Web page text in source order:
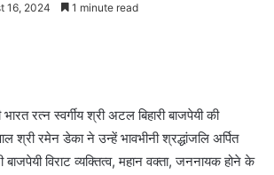
16, 2024 1 minute read
रत्न स्वर्गीय श्री अटल बिहारी बाजपेयी की
श्री रमेन डेका ने उन्हें भावभीनी श्रद्धांजलि अर्पित
विराट व्यक्तित्व, महान वक्ता, जननायक होने के